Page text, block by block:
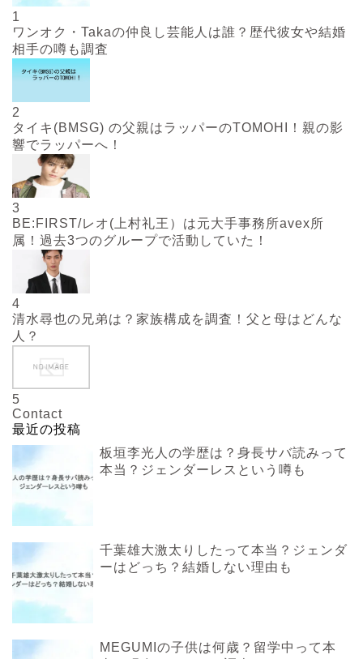
1
ワンオク・Takaの仲良し芸能人は誰？歴代彼女や結婚
相手の噂も調査
2
タイキ(BMSG) の父親はラッパーのTOMOHI！親の影
響でラッパーへ！
3
BE:FIRST/レオ(上村礼王）は元大手事務所avex所
属！過去3つのグループで活動していた！
4
清水尋也の兄弟は？家族構成を調査！父と母はどんな
人？
5
Contact
最近の投稿
板垣李光人の学歴は？身長サバ読みって
本当？ジェンダーレスという噂も
千葉雄大激太りしたって本当？ジェンダ
ーはどっち？結婚しない理由も
MEGUMIの子供は何歳？留学中って本